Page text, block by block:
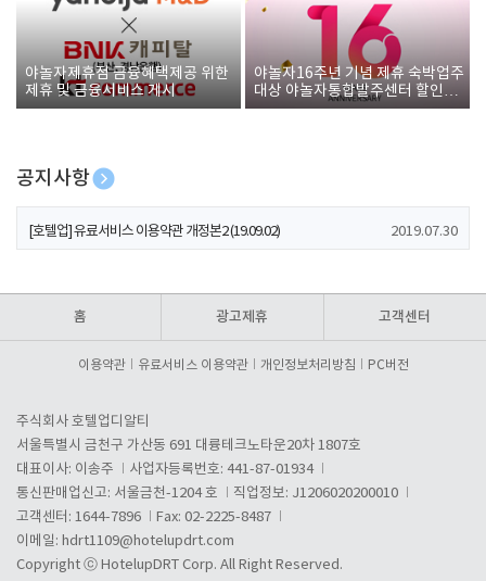
야놀자제휴점 금융혜택제공 위한
제휴 및 금융서비스 게시
야놀자16주년 기념 제휴 숙박업주
대상 야놀자통합발주센터 할인쿠
폰 증정
공지사항
[호텔업] 개인정보 처리방침 개정본1 (19.09.02)
[호텔업] 유료서비스 이용약관 개정본2 (19.09.02) 2019.07.30
홈 광고제휴 고객센터
이용약관 유료서비스 이용약관 개인정보처리방침 PC버전
주식회사 호텔업디알티
서울특별시 금천구 가산동 691 대륭테크노타운20차 1807호
대표이사: 이송주
사업자등록번호: 441-87-01934
통신판매업신고: 서울금천-1204 호
직업정보: J1206020200010
고객센터: 1644-7896
Fax: 02-2225-8487
이메일: hdrt1109@hotelupdrt.com
Copyright ⓒ HotelupDRT Corp. All Right Reserved.